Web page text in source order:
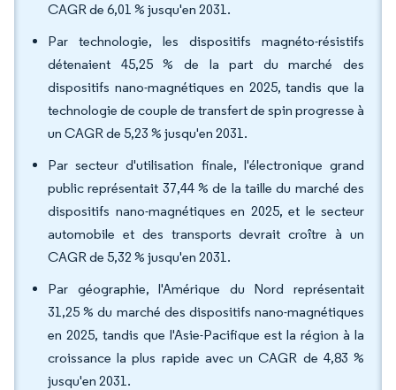
CAGR de 6,01 % jusqu'en 2031.
Par technologie, les dispositifs magnéto-résistifs
détenaient 45,25 % de la part du marché des
dispositifs nano-magnétiques en 2025, tandis que la
technologie de couple de transfert de spin progresse à
un CAGR de 5,23 % jusqu'en 2031.
Par secteur d'utilisation finale, l'électronique grand
public représentait 37,44 % de la taille du marché des
dispositifs nano-magnétiques en 2025, et le secteur
automobile et des transports devrait croître à un
CAGR de 5,32 % jusqu'en 2031.
Par géographie, l'Amérique du Nord représentait
31,25 % du marché des dispositifs nano-magnétiques
en 2025, tandis que l'Asie-Pacifique est la région à la
croissance la plus rapide avec un CAGR de 4,83 %
jusqu'en 2031.